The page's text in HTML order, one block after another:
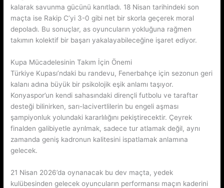
kalarak savunma gücünü kanıtladı. 18 Nisan tarihindeki son
maçta ise Rakip C’yi 3-0 gibi net bir skorla geçerek moral
depoladı. Bu sonuçlar, as oyuncuların yokluğuna rağmen
takımın kolektif bir başarı yakalayabileceğine işaret ediyor.
Kupa Mücadelesinin Takım İçin Önemi
Türkiye Kupası’ndaki bu randevu, Fenerbahçe için sezonun geri
kalanı adına büyük bir psikolojik eşik anlamı taşıyor.
Konyaspor’un kendi sahasındaki dirençli futbolu ve taraftar
desteği bilinirken, sarı-lacivertlilerin bu engeli aşması
şampiyonluk yolundaki kararlılığını pekiştirecektir. Çeyrek
finalden galibiyetle ayrılmak, sadece tur atlamak değil, aynı
zamanda geniş kadronun kalitesini ispatlamak anlamına
gelecek.
21 Nisan 2026’da oynanacak bu dev maçta, yedek
kulübesinden gelecek oyuncuların performansı maçın kaderini